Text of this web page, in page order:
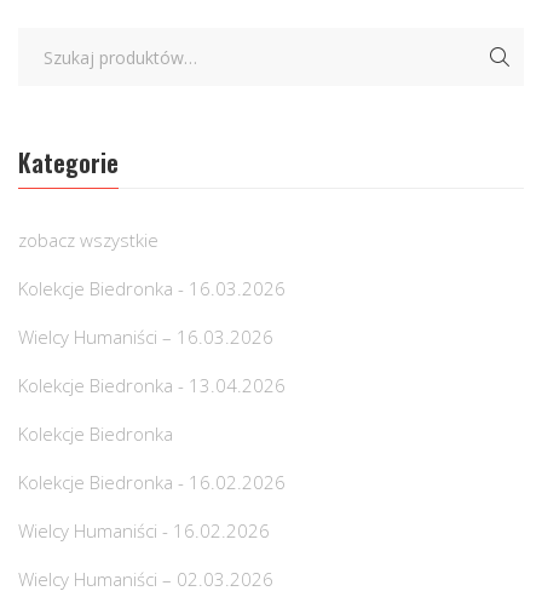
Kategorie
zobacz wszystkie
Kolekcje Biedronka - 16.03.2026
Wielcy Humaniści – 16.03.2026
Kolekcje Biedronka - 13.04.2026
Kolekcje Biedronka
Kolekcje Biedronka - 16.02.2026
Wielcy Humaniści - 16.02.2026
Wielcy Humaniści – 02.03.2026